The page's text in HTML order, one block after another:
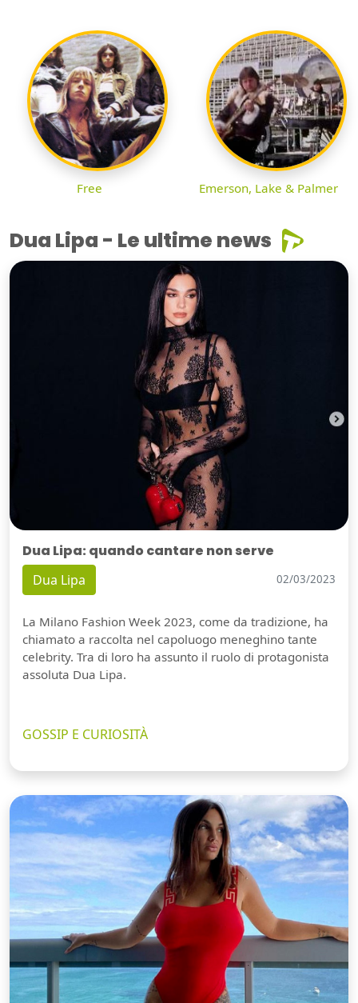
Free Emerson, Lake & Palmer
Dua Lipa - Le ultime news
Dua Lipa: quando cantare non serve
Dua Lipa 02/03/2023
La Milano Fashion Week 2023, come da tradizione, ha
chiamato a raccolta nel capoluogo meneghino tante
celebrity. Tra di loro ha assunto il ruolo di protagonista
assoluta Dua Lipa.
GOSSIP E CURIOSITÀ